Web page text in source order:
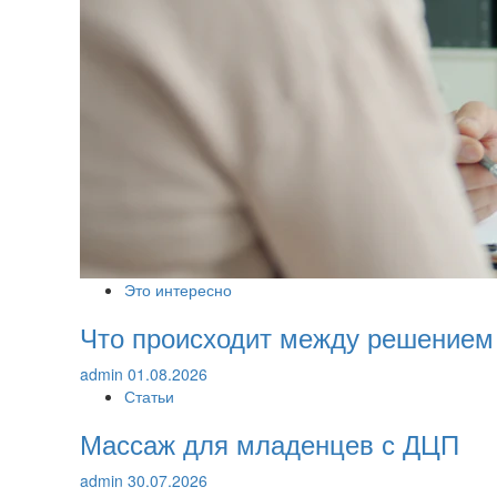
Это интересно
Что происходит между
admin 01.08.2026
Статьи
Массаж для младенцев с ДЦП
admin 30.07.2026